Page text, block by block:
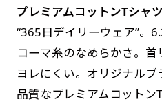
プレミアムコットンTシャツ
“365日デイリーウェア”。
コーマ糸のなめらかさ。
ヨレにくい。オリジナル
品質なプレミアムコットンT
す。かわいいい＆おしゃ
ットでついてます。
す。かわいいい＆おしゃ
ットでついてます。